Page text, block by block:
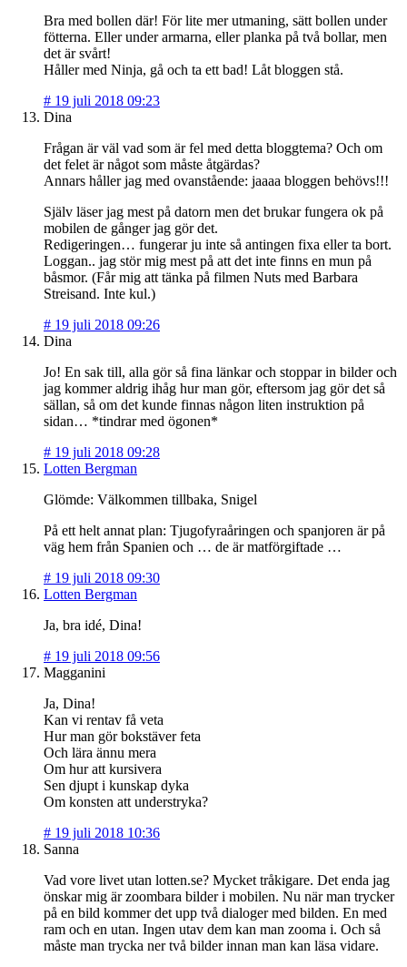
Bra med bollen där! För lite mer utmaning, sätt bollen under
fötterna. Eller under armarna, eller planka på två bollar, men
det är svårt!
Håller med Ninja, gå och ta ett bad! Låt bloggen stå.
# 19 juli 2018 09:23
Dina
Frågan är väl vad som är fel med detta bloggtema? Och om
det felet är något som måste åtgärdas?
Annars håller jag med ovanstående: jaaaa bloggen behövs!!!
Själv läser jag mest på datorn men det brukar fungera ok på
mobilen de gånger jag gör det.
Redigeringen… fungerar ju inte så antingen fixa eller ta bort.
Loggan.. jag stör mig mest på att det inte finns en mun på
båsmor. (Får mig att tänka på filmen Nuts med Barbara
Streisand. Inte kul.)
# 19 juli 2018 09:26
Dina
Jo! En sak till, alla gör så fina länkar och stoppar in bilder och
jag kommer aldrig ihåg hur man gör, eftersom jag gör det så
sällan, så om det kunde finnas någon liten instruktion på
sidan… *tindrar med ögonen*
# 19 juli 2018 09:28
Lotten Bergman
Glömde: Välkommen tillbaka, Snigel
På ett helt annat plan: Tjugofyraåringen och spanjoren är på
väg hem från Spanien och … de är matförgiftade …
# 19 juli 2018 09:30
Lotten Bergman
Ja, bra idé, Dina!
# 19 juli 2018 09:56
Magganini
Ja, Dina!
Kan vi rentav få veta
Hur man gör bokstäver feta
Och lära ännu mera
Om hur att kursivera
Sen djupt i kunskap dyka
Om konsten att understryka?
# 19 juli 2018 10:36
Sanna
Vad vore livet utan lotten.se? Mycket tråkigare. Det enda jag
önskar mig är zoombara bilder i mobilen. Nu när man trycker
på en bild kommer det upp två dialoger med bilden. En med
ram och en utan. Ingen utav dem kan man zooma i. Och så
måste man trycka ner två bilder innan man kan läsa vidare.